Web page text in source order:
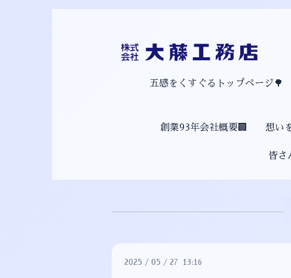
五感をくすぐるトップページ🌳
創業93年会社概要🏢 想い
皆さ
2025 / 05 / 27 13:16